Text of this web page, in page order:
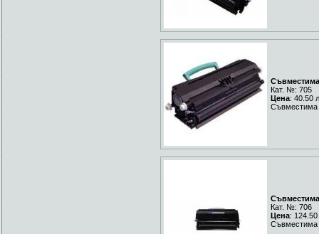
Съвместима
Кат. №: 705
Цена: 40.50
Съвместима
Съвместима
Кат. №: 706
Цена:
Съвместима